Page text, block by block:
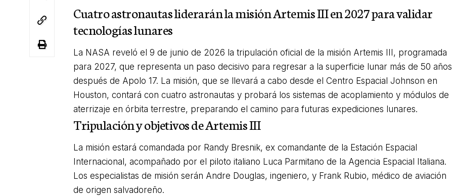
Cuatro astronautas liderarán la misión Artemis III en 2027 para validar
tecnologías lunares
La NASA reveló el 9 de junio de 2026 la tripulación oficial de la misión Artemis III, programada
para 2027, que representa un paso decisivo para regresar a la superficie lunar más de 50 años
después de Apolo 17. La misión, que se llevará a cabo desde el Centro Espacial Johnson en
Houston, contará con cuatro astronautas y probará los sistemas de acoplamiento y módulos de
aterrizaje en órbita terrestre, preparando el camino para futuras expediciones lunares.
Tripulación y objetivos de Artemis III
La misión estará comandada por Randy Bresnik, ex comandante de la Estación Espacial
Internacional, acompañado por el piloto italiano Luca Parmitano de la Agencia Espacial Italiana.
Los especialistas de misión serán Andre Douglas, ingeniero, y Frank Rubio, médico de aviación
de origen salvadoreño.